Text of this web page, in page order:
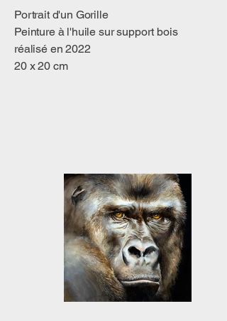
Portrait d'un Gorille
Peinture à l'huile sur support bois
réalisé en 2022
20 x 20 cm